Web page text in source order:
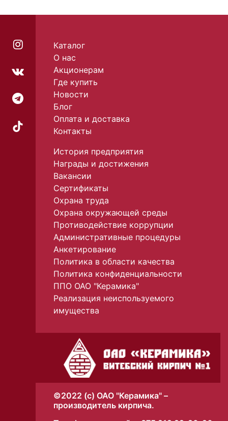
Каталог
О нас
Акционерам
Где купить
Новости
Блог
Оплата и доставка
Контакты
История предприятия
Награды и достижения
Вакансии
Сертификаты
Охрана труда
Охрана окружающей среды
Противодействие коррупции
Административные процедуры
Анкетирование
Политика в области качества
Политика конфиденциальности
ППО ОАО "Керамика"
Реализация неиспользуемого
имущества
©2022 (с) ОАО "Керамика" –
производитель кирпича.